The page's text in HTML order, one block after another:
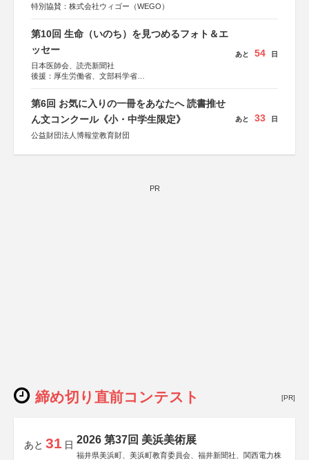
特別協賛：株式会社ウィゴー（WEGO）
第10回 生命（いのち）を見つめるフォト＆エ
ッセー
日本医師会、読売新聞社
後援：厚生労働省、文部科学省
あと 54 日
第6回 お気に入りの一冊をあなたへ 読書推せ
ん文コンクール《小・中学生限定》
公益財団法人博報堂教育財団
あと 33 日
PR
締め切り直前コンテスト [PR]
あと 31 日 2026 第37回 美浜美術展
福井県美浜町、美浜町教育委員会、福井新聞社、関西電力株